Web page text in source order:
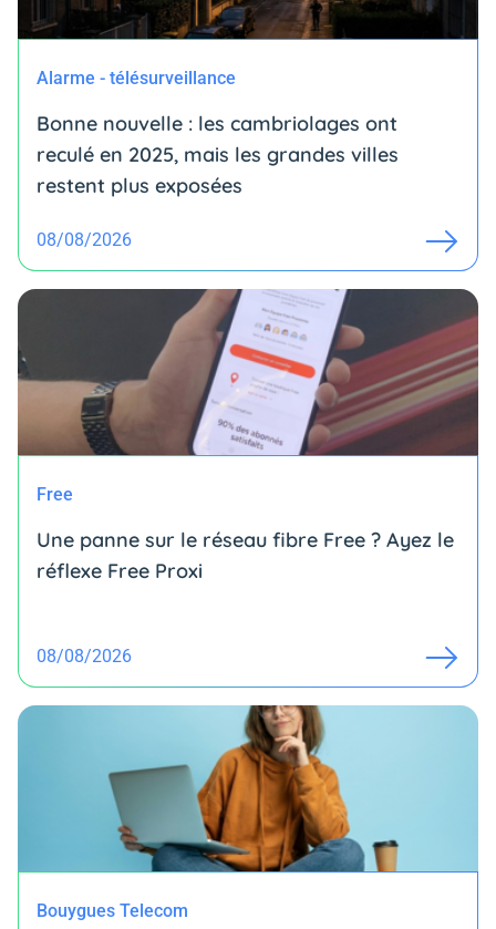
Alarme - télésurveillance
Bonne nouvelle : les cambriolages ont
reculé en 2025, mais les grandes villes
restent plus exposées
08/08/2026
Free
Une panne sur le réseau fibre Free ? Ayez le
réflexe Free Proxi
08/08/2026
Bouygues Telecom